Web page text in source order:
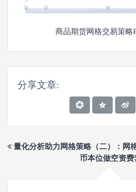
商品期货网格交易策略
分享文章:
量化分析助力网格策略（二）：网
币本位做空资